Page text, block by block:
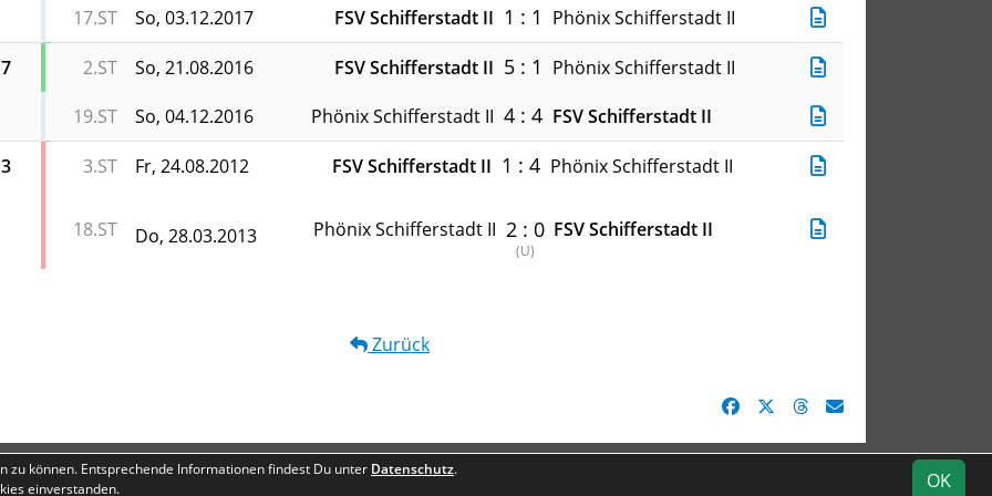
17.ST
So, 03.12.2017 FSV Schifferstadt II 1 : 1 Phönix Schifferstadt II
2.ST So, 21.08.2016 FSV Schifferstadt II 5 : 1 Phönix Schifferstadt II
19.ST
So, 04.12.2016 Phönix Schifferstadt II 4 : 4 FSV Schifferstadt II
3.ST Fr, 24.08.2012 FSV Schifferstadt II 1 : 4 Phönix Schifferstadt II
18.ST Do, 28.03.2013 Phönix Schifferstadt II 2 : 0
(U)
FSV Schifferstadt II
Zurück
Besucherstatistik Geburtstage
OK
zu können. Entsprechende Informationen findest Du unter Datenschutz.
einverstanden.